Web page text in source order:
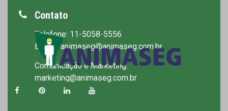
Contato
Telefone: 11-5058-5556
E-mail: animaseg@animaseg.com.br
Comunicação e Marketing:
marketing@animaseg.com.br